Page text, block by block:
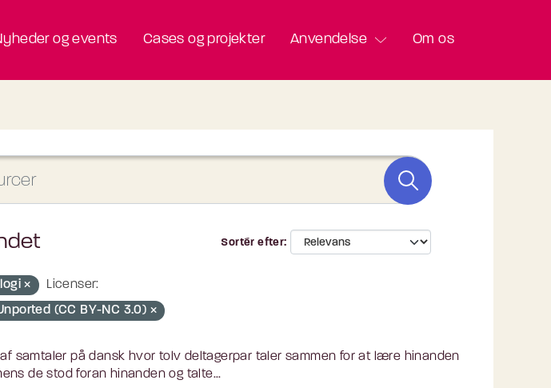
og events Cases og projekter Anvendelse Om os
Sortér efter
Licenser:
(CC BY-NC 3.0)
samtaler på dansk hvor tolv deltagerpar taler sammen for at lære hinanden
de stod foran hinanden og talte...